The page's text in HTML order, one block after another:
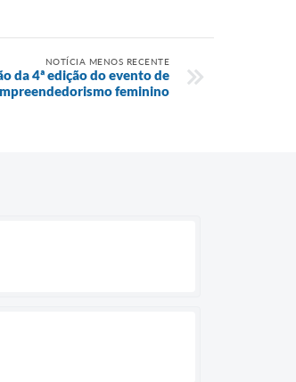
NOTÍCIA MENOS RECENTE
da 4ª edição do evento de
feminino